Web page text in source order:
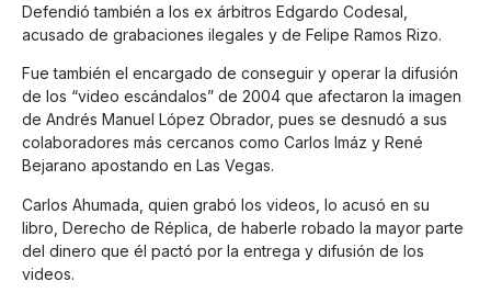
Defendió también a los ex árbitros Edgardo Codesal,
acusado de grabaciones ilegales y de Felipe Ramos Rizo.
Fue también el encargado de conseguir y operar la difusión
de los “video escándalos” de 2004 que afectaron la imagen
de Andrés Manuel López Obrador, pues se desnudó a sus
colaboradores más cercanos como Carlos Imáz y René
Bejarano apostando en Las Vegas.
Carlos Ahumada, quien grabó los videos, lo acusó en su
libro, Derecho de Réplica, de haberle robado la mayor parte
del dinero que él pactó por la entrega y difusión de los
videos.